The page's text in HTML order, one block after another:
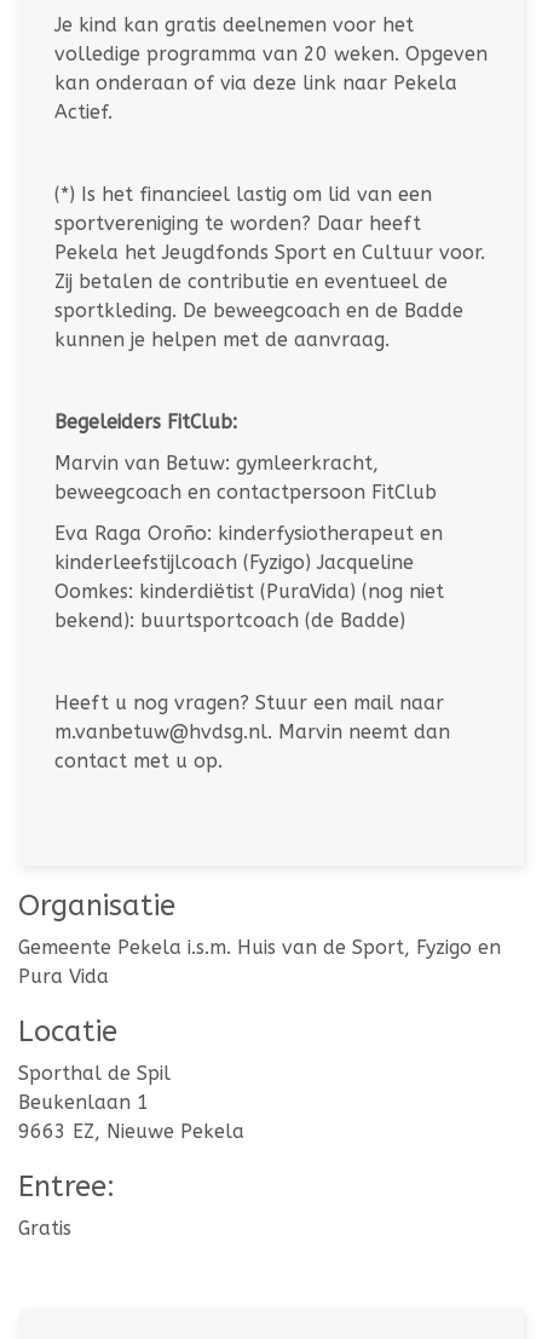
Je kind kan gratis deelnemen voor het
volledige programma van 20 weken. Opgeven
kan onderaan of via deze link naar Pekela
Actief.
(*) Is het financieel lastig om lid van een
sportvereniging te worden? Daar heeft
Pekela het Jeugdfonds Sport en Cultuur voor.
Zij betalen de contributie en eventueel de
sportkleding. De beweegcoach en de Badde
kunnen je helpen met de aanvraag.
Begeleiders FitClub:
Marvin van Betuw: gymleerkracht,
beweegcoach en contactpersoon FitClub
Eva Raga Oroño: kinderfysiotherapeut en
kinderleefstijlcoach (Fyzigo) Jacqueline
Oomkes: kinderdiëtist (PuraVida) (nog niet
bekend): buurtsportcoach (de Badde)
Heeft u nog vragen? Stuur een mail naar
m.vanbetuw@hvdsg.nl. Marvin neemt dan
contact met u op.
Organisatie
Gemeente Pekela i.s.m. Huis van de Sport, Fyzigo en
Pura Vida
Locatie
Sporthal de Spil
Beukenlaan 1
9663 EZ, Nieuwe Pekela
Entree:
Gratis